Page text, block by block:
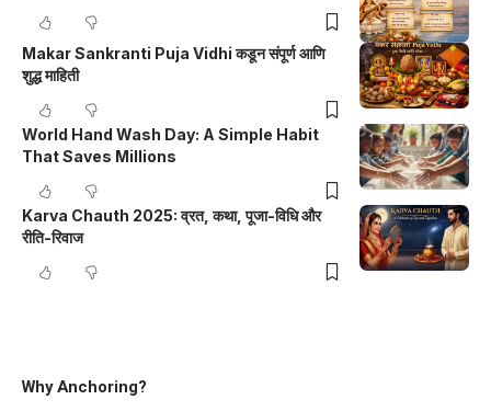
Makar Sankranti Puja Vidhi कडून संपूर्ण आणि
शुद्ध माहिती
World Hand Wash Day: A Simple Habit
That Saves Millions
Karva Chauth 2025: व्रत, कथा, पूजा-विधि और
रीति-रिवाज
Why Anchoring?